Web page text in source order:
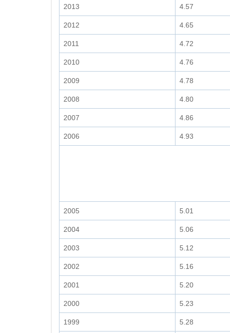
2013 4.57
2012 4.65
2011 4.72
2010 4.76
2009 4.78
2008 4.80
2007 4.86
2006 4.93
2005 5.01
2004 5.06
2003 5.12
2002 5.16
2001 5.20
2000 5.23
1999 5.28